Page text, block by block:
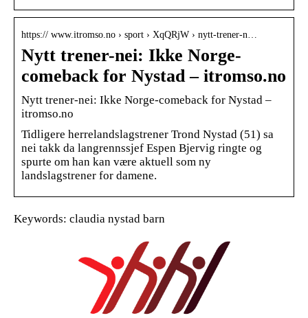
https:// www.itromso.no › sport › XqQRjW › nytt-trener-n…
Nytt trener-nei: Ikke Norge-
comeback for Nystad – itromso.no
Nytt trener-nei: Ikke Norge-comeback for Nystad –
itromso.no
Tidligere herrelandslagstrener Trond Nystad (51) sa
nei takk da langrennssjef Espen Bjervig ringte og
spurte om han kan være aktuell som ny
landslagstrener for damene.
Keywords: claudia nystad barn